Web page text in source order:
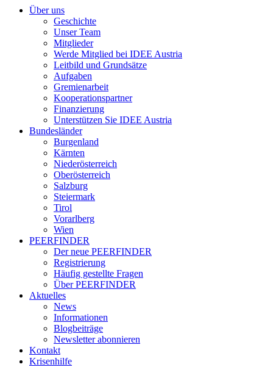
Über uns
Geschichte
Unser Team
Mitglieder
Werde Mitglied bei IDEE Austria
Leitbild und Grundsätze
Aufgaben
Gremienarbeit
Kooperationspartner
Finanzierung
Unterstützen Sie IDEE Austria
Bundesländer
Burgenland
Kärnten
Niederösterreich
Oberösterreich
Salzburg
Steiermark
Tirol
Vorarlberg
Wien
PEERFINDER
Der neue PEERFINDER
Registrierung
Häufig gestellte Fragen
Über PEERFINDER
Aktuelles
News
Informationen
Blogbeiträge
Newsletter abonnieren
Kontakt
Krisenhilfe